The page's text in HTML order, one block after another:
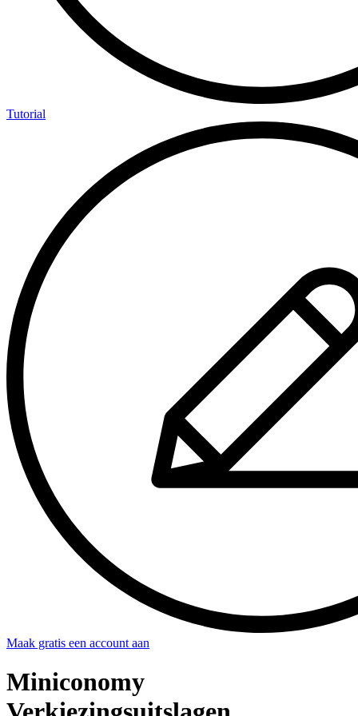
Tutorial
Maak gratis een account aan
Miniconomy